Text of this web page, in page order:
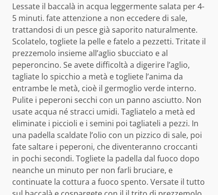
Lessate il baccalà in acqua leggermente salata per 4-
5 minuti. fate attenzione a non eccedere di sale,
trattandosi di un pesce già saporito naturalmente.
Scolatelo, togliete la pelle e fatelo a pezzetti. Tritate il
prezzemolo insieme all’aglio sbucciato e al
peperoncino. Se avete difficoltà a digerire l’aglio,
tagliate lo spicchio a metà e togliete l’anima da
entrambe le metà, cioè il germoglio verde interno.
Pulite i peperoni secchi con un panno asciutto. Non
usate acqua né stracci umidi. Tagliatelo a metà ed
eliminate i piccioli e i semini poi tagliateli a pezzi. In
una padella scaldate l’olio con un pizzico di sale, poi
fate saltare i peperoni, che diventeranno croccanti
in pochi secondi. Togliete la padella dal fuoco dopo
neanche un minuto per non farli bruciare, e
continuate la cottura a fuoco spento. Versate il tutto